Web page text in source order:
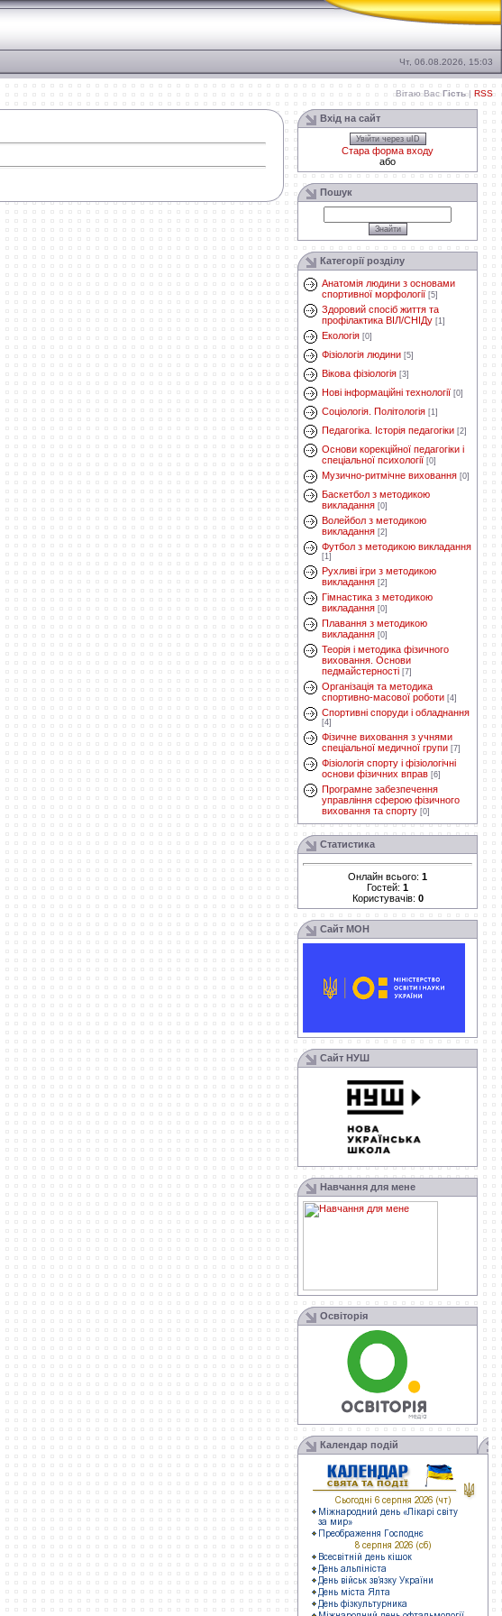
Чт, 06.08.2026, 15:03
Вітаю Вас Гість | RSS
Вхід на сайт
Увійти через uID
Стара форма входу
або
Пошук
Категорії розділу
Анатомія людини з основами
спортивної морфології [5]
Здоровий спосіб життя та
профілактика ВІЛ/СНІДу [1]
Екологія [0]
Фізіологія людини [5]
Вікова фізіологія [3]
Нові інформаційні технології [0]
Соціологія. Політологія [1]
Педагогіка. Історія педагогіки [2]
Основи корекційної педагогіки і
спеціальної психології [0]
Музично-ритмічне виховання [0]
Баскетбол з методикою
викладання [0]
Волейбол з методикою
викладання [2]
Футбол з методикою викладання
[1]
Рухливі ігри з методикою
викладання [2]
Гімнастика з методикою
викладання [0]
Плавання з методикою
викладання [0]
Теорія і методика фізичного
виховання. Основи
педмайстерності [7]
Організація та методика
спортивно-масової роботи [4]
Спортивні споруди і обладнання
[4]
Фізичне виховання з учнями
спеціальної медичної групи [7]
Фізіологія спорту і фізіологічні
основи фізичних вправ [6]
Програмне забезпечення
управління сферою фізичного
виховання та спорту [0]
Статистика
Онлайн всього: 1
Гостей: 1
Користувачів: 0
Сайт МОН
Сайт НУШ
Навчання для мене
Освіторія
Календар подій